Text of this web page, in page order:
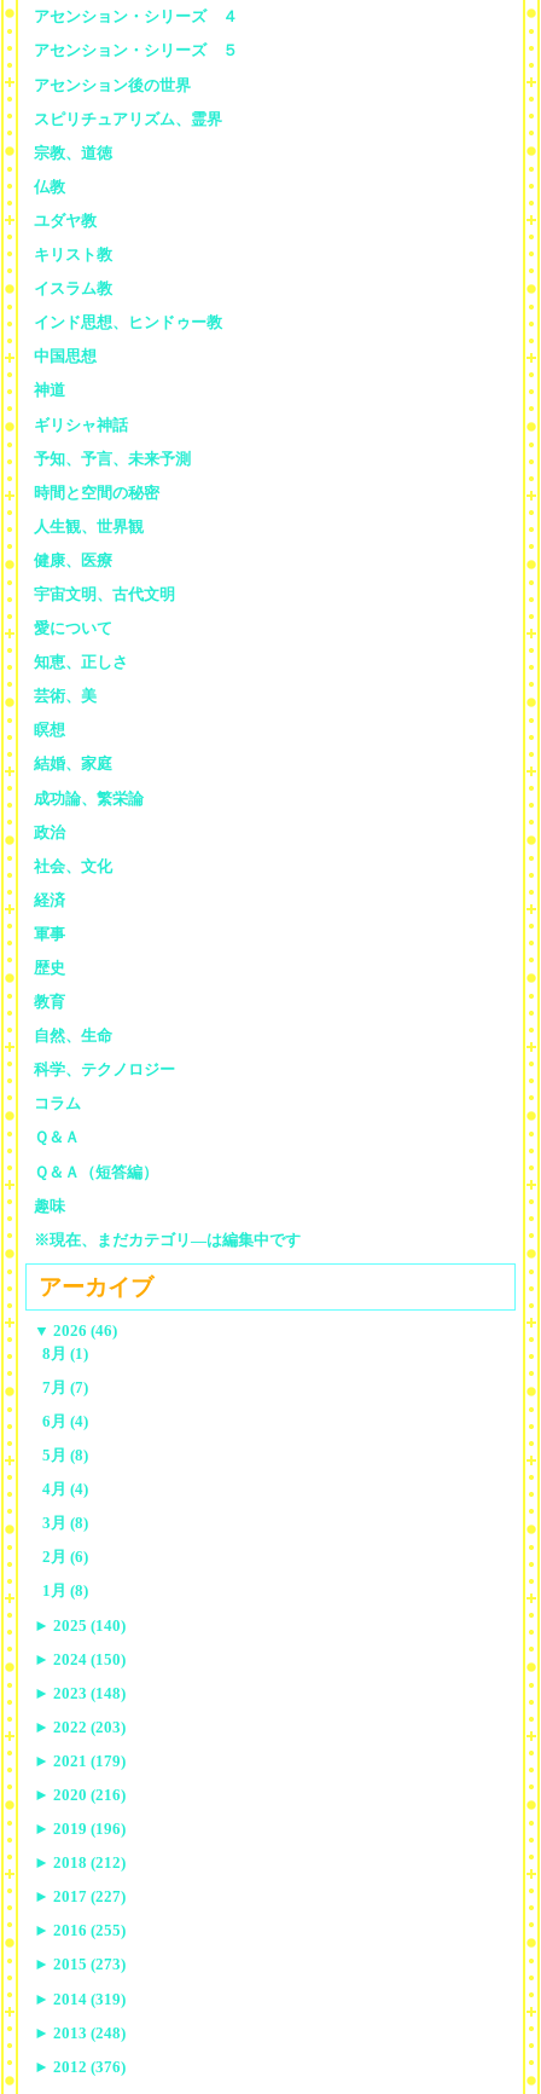
アセンション・シリーズ ４
アセンション・シリーズ ５
アセンション後の世界
スピリチュアリズム、霊界
宗教、道徳
仏教
ユダヤ教
キリスト教
イスラム教
インド思想、ヒンドゥー教
中国思想
神道
ギリシャ神話
予知、予言、未来予測
時間と空間の秘密
人生観、世界観
健康、医療
宇宙文明、古代文明
愛について
知恵、正しさ
芸術、美
瞑想
結婚、家庭
成功論、繁栄論
政治
社会、文化
経済
軍事
歴史
教育
自然、生命
科学、テクノロジー
コラム
Ｑ＆Ａ
Ｑ＆Ａ（短答編）
趣味
※現在、まだカテゴリ—は編集中です
アーカイブ
▼ 2026 (46)
8月 (1)
7月 (7)
6月 (4)
5月 (8)
4月 (4)
3月 (8)
2月 (6)
1月 (8)
► 2025 (140)
► 2024 (150)
► 2023 (148)
► 2022 (203)
► 2021 (179)
► 2020 (216)
► 2019 (196)
► 2018 (212)
► 2017 (227)
► 2016 (255)
► 2015 (273)
► 2014 (319)
► 2013 (248)
► 2012 (376)